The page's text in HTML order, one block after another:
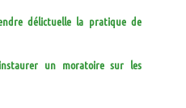
délictuelle la pratique de
un moratoire sur les